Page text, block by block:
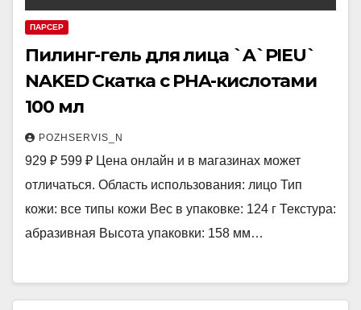
ПАРСЕР
Пилинг-гель для лица `A`PIEU`
NAKED Скатка с PHA-кислотами
100 мл
POZHSERVIS_N
929 ₽ 599 ₽ Цена онлайн и в магазинах может
отличаться. Область использования: лицо Тип
кожи: все типы кожи Вес в упаковке: 124 г Текстура:
абразивная Высота упаковки: 158 мм…